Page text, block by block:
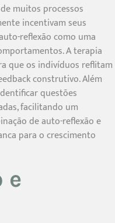
muitos processos
incentivam seus
reflexão como uma
A terapia
que os indivíduos reflitam
construtivo. Além
questões
facilitando um
de auto-reflexão e
para o crescimento
e